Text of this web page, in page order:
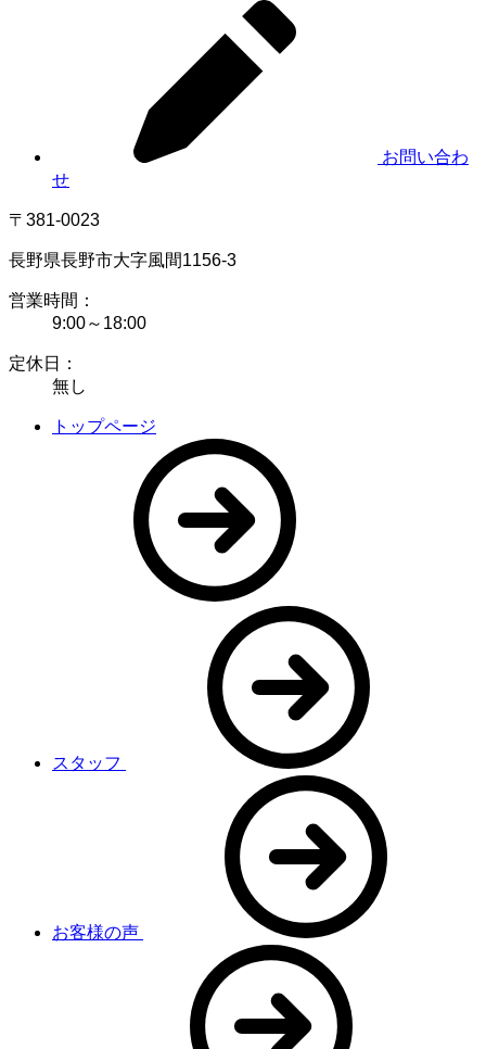
お問い合わ
せ
〒381-0023
長野県長野市大字風間1156-3
営業時間：
9:00～18:00
定休日：
無し
トップページ
スタッフ
お客様の声